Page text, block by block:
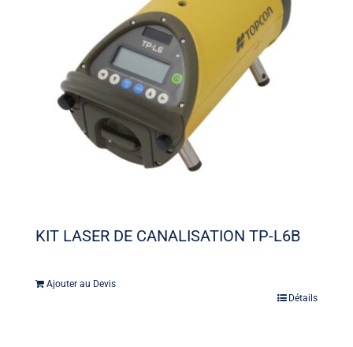
KIT LASER DE CANALISATION TP-L6B
Ajouter au Devis
Détails